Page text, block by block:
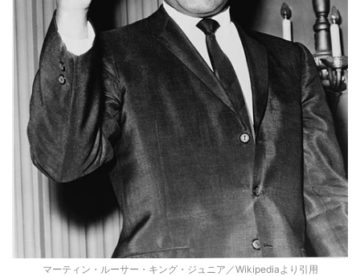
マーティン・ルーサー・キング・ジュニア／Wikipediaより引用